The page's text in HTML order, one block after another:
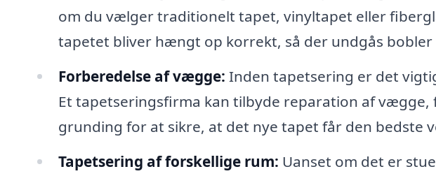
om du vælger traditionelt tapet, vinyltapet eller
tapetet bliver hængt op korrekt, så der undgås bobler
Forberedelse af vægge: Inden tapetsering er det
Et tapetseringsfirma kan tilbyde reparation af vægge,
grunding for at sikre, at det nye tapet får den bedste
Tapetsering af forskellige rum: Uanset om det er